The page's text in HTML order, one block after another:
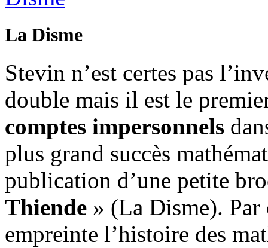
La Disme
Stevin n’est certes pas
double mais il est le
comptes impersonnels
plus grand succès
publication d’une petite
Thiende » (La Disme). Par
empreinte l’histoire des